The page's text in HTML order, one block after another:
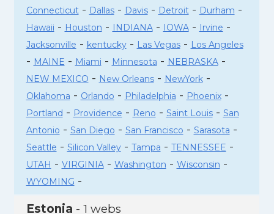
Connecticut- Dallas- Davis- Detroit- Durham -
Hawaii - Houston - INDIANA- IOWA- Irvine -
Jacksonville - kentucky- Las Vegas- Los Angeles
- MAINE - Miami - Minnesota - NEBRASKA-
NEW MEXICO - New Orleans- NewYork-
Oklahoma - Orlando - Philadelphia - Phoenix-
Portland - Providence - Reno - Saint Louis- San
Antonio - San Diego - San Francisco - Sarasota -
Seattle - Silicon Valley- Tampa - TENNESSEE -
UTAH - VIRGINIA- Washington - Wisconsin -
WYOMING -
Estonia - 1 webs